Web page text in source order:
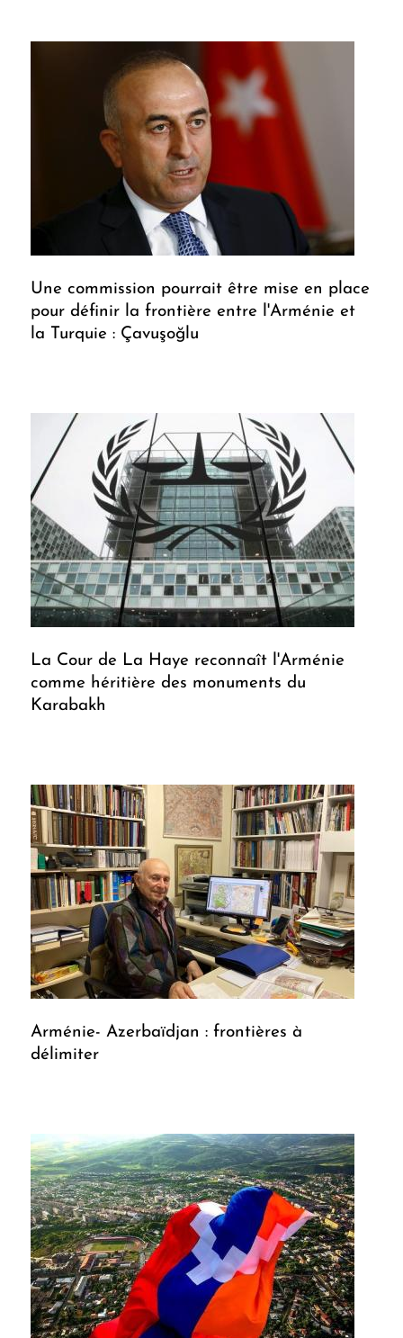
Une commission pourrait être mise en place
pour définir la frontière entre l'Arménie et
la Turquie : Çavuşoğlu
La Cour de La Haye reconnaît l'Arménie
comme héritière des monuments du
Karabakh
Arménie- Azerbaïdjan : frontières à
délimiter